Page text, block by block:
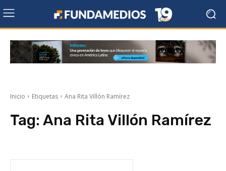
Inicio Etiquetas Ana Rita Villón Ramírez
Tag: Ana Rita Villón Ramírez